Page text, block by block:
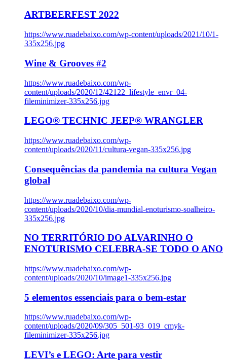
ARTBEERFEST 2022
https://www.ruadebaixo.com/wp-content/uploads/2021/10/1-
335x256.jpg
Wine & Grooves #2
https://www.ruadebaixo.com/wp-
content/uploads/2020/12/42122_lifestyle_envr_04-
fileminimizer-335x256.jpg
LEGO® TECHNIC JEEP® WRANGLER
https://www.ruadebaixo.com/wp-
content/uploads/2020/11/cultura-vegan-335x256.jpg
Consequências da pandemia na cultura Vegan
global
https://www.ruadebaixo.com/wp-
content/uploads/2020/10/dia-mundial-enoturismo-soalheiro-
335x256.jpg
NO TERRITÓRIO DO ALVARINHO O
ENOTURISMO CELEBRA-SE TODO O ANO
https://www.ruadebaixo.com/wp-
content/uploads/2020/10/image1-335x256.jpg
5 elementos essenciais para o bem-estar
https://www.ruadebaixo.com/wp-
content/uploads/2020/09/305_501-93_019_cmyk-
fileminimizer-335x256.jpg
LEVI’s e LEGO: Arte para vestir